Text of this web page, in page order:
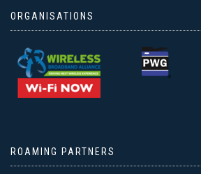
ORGANISATIONS
ROAMING PARTNERS